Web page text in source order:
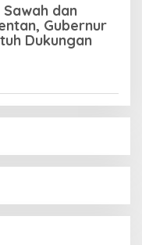
Sawah dan
Gubernur
Dukungan